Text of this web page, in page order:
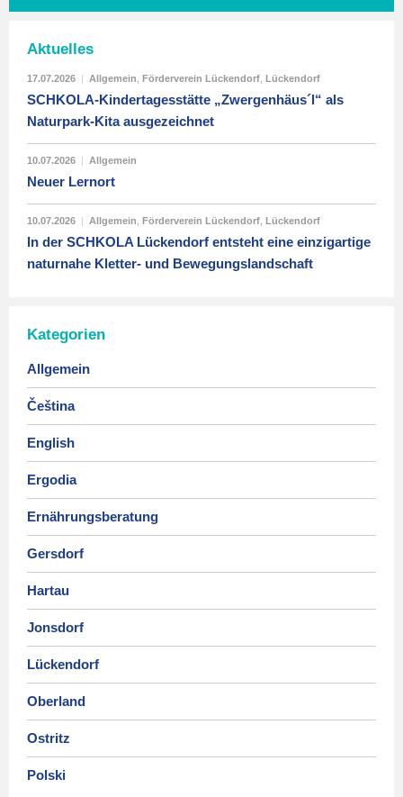
Aktuelles
17.07.2026 | Allgemein Förderverein Lückendorf Lückendorf
SCHKOLA-Kindertagesstätte „Zwergenhäus´l“ als
Naturpark-Kita ausgezeichnet
10.07.2026 | Allgemein
Neuer Lernort
10.07.2026 | Allgemein Förderverein Lückendorf Lückendorf
In der SCHKOLA Lückendorf entsteht eine einzigartige
naturnahe Kletter- und Bewegungslandschaft
Kategorien
Allgemein
Čeština
English
Ergodia
Ernährungsberatung
Gersdorf
Hartau
Jonsdorf
Lückendorf
Oberland
Ostritz
Polski